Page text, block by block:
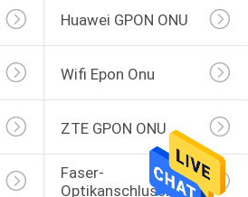
Huawei GPON ONU
Wifi Epon Onu
ZTE GPON ONU
Faser-
Optikanschlusskasten